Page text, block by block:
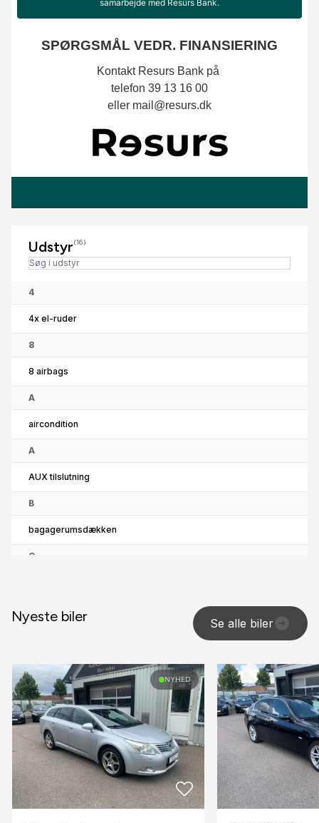
Udstyr(16)
4
4x el-ruder
8
8 airbags
A
aircondition
A
AUX tilslutning
B
bagagerumsdækken
C
E
ESP
F
fjernbetjent centrallås
H
helårshjul
Nyeste biler Se alle biler
NYHED